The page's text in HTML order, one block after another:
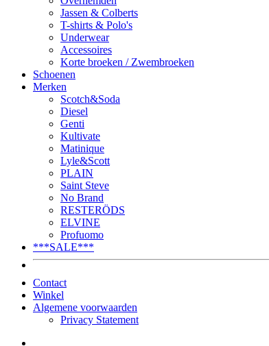
Jassen & Colberts
T-shirts & Polo's
Underwear
Accessoires
Korte broeken / Zwembroeken
Schoenen
Merken
Scotch&Soda
Diesel
Genti
Kultivate
Matinique
Lyle&Scott
PLAIN
Saint Steve
No Brand
RESTERÖDS
ELVINE
Profuomo
***SALE***
Contact
Winkel
Algemene voorwaarden
Privacy Statement